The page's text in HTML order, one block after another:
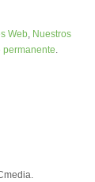
Web, Nuestros
permanente.